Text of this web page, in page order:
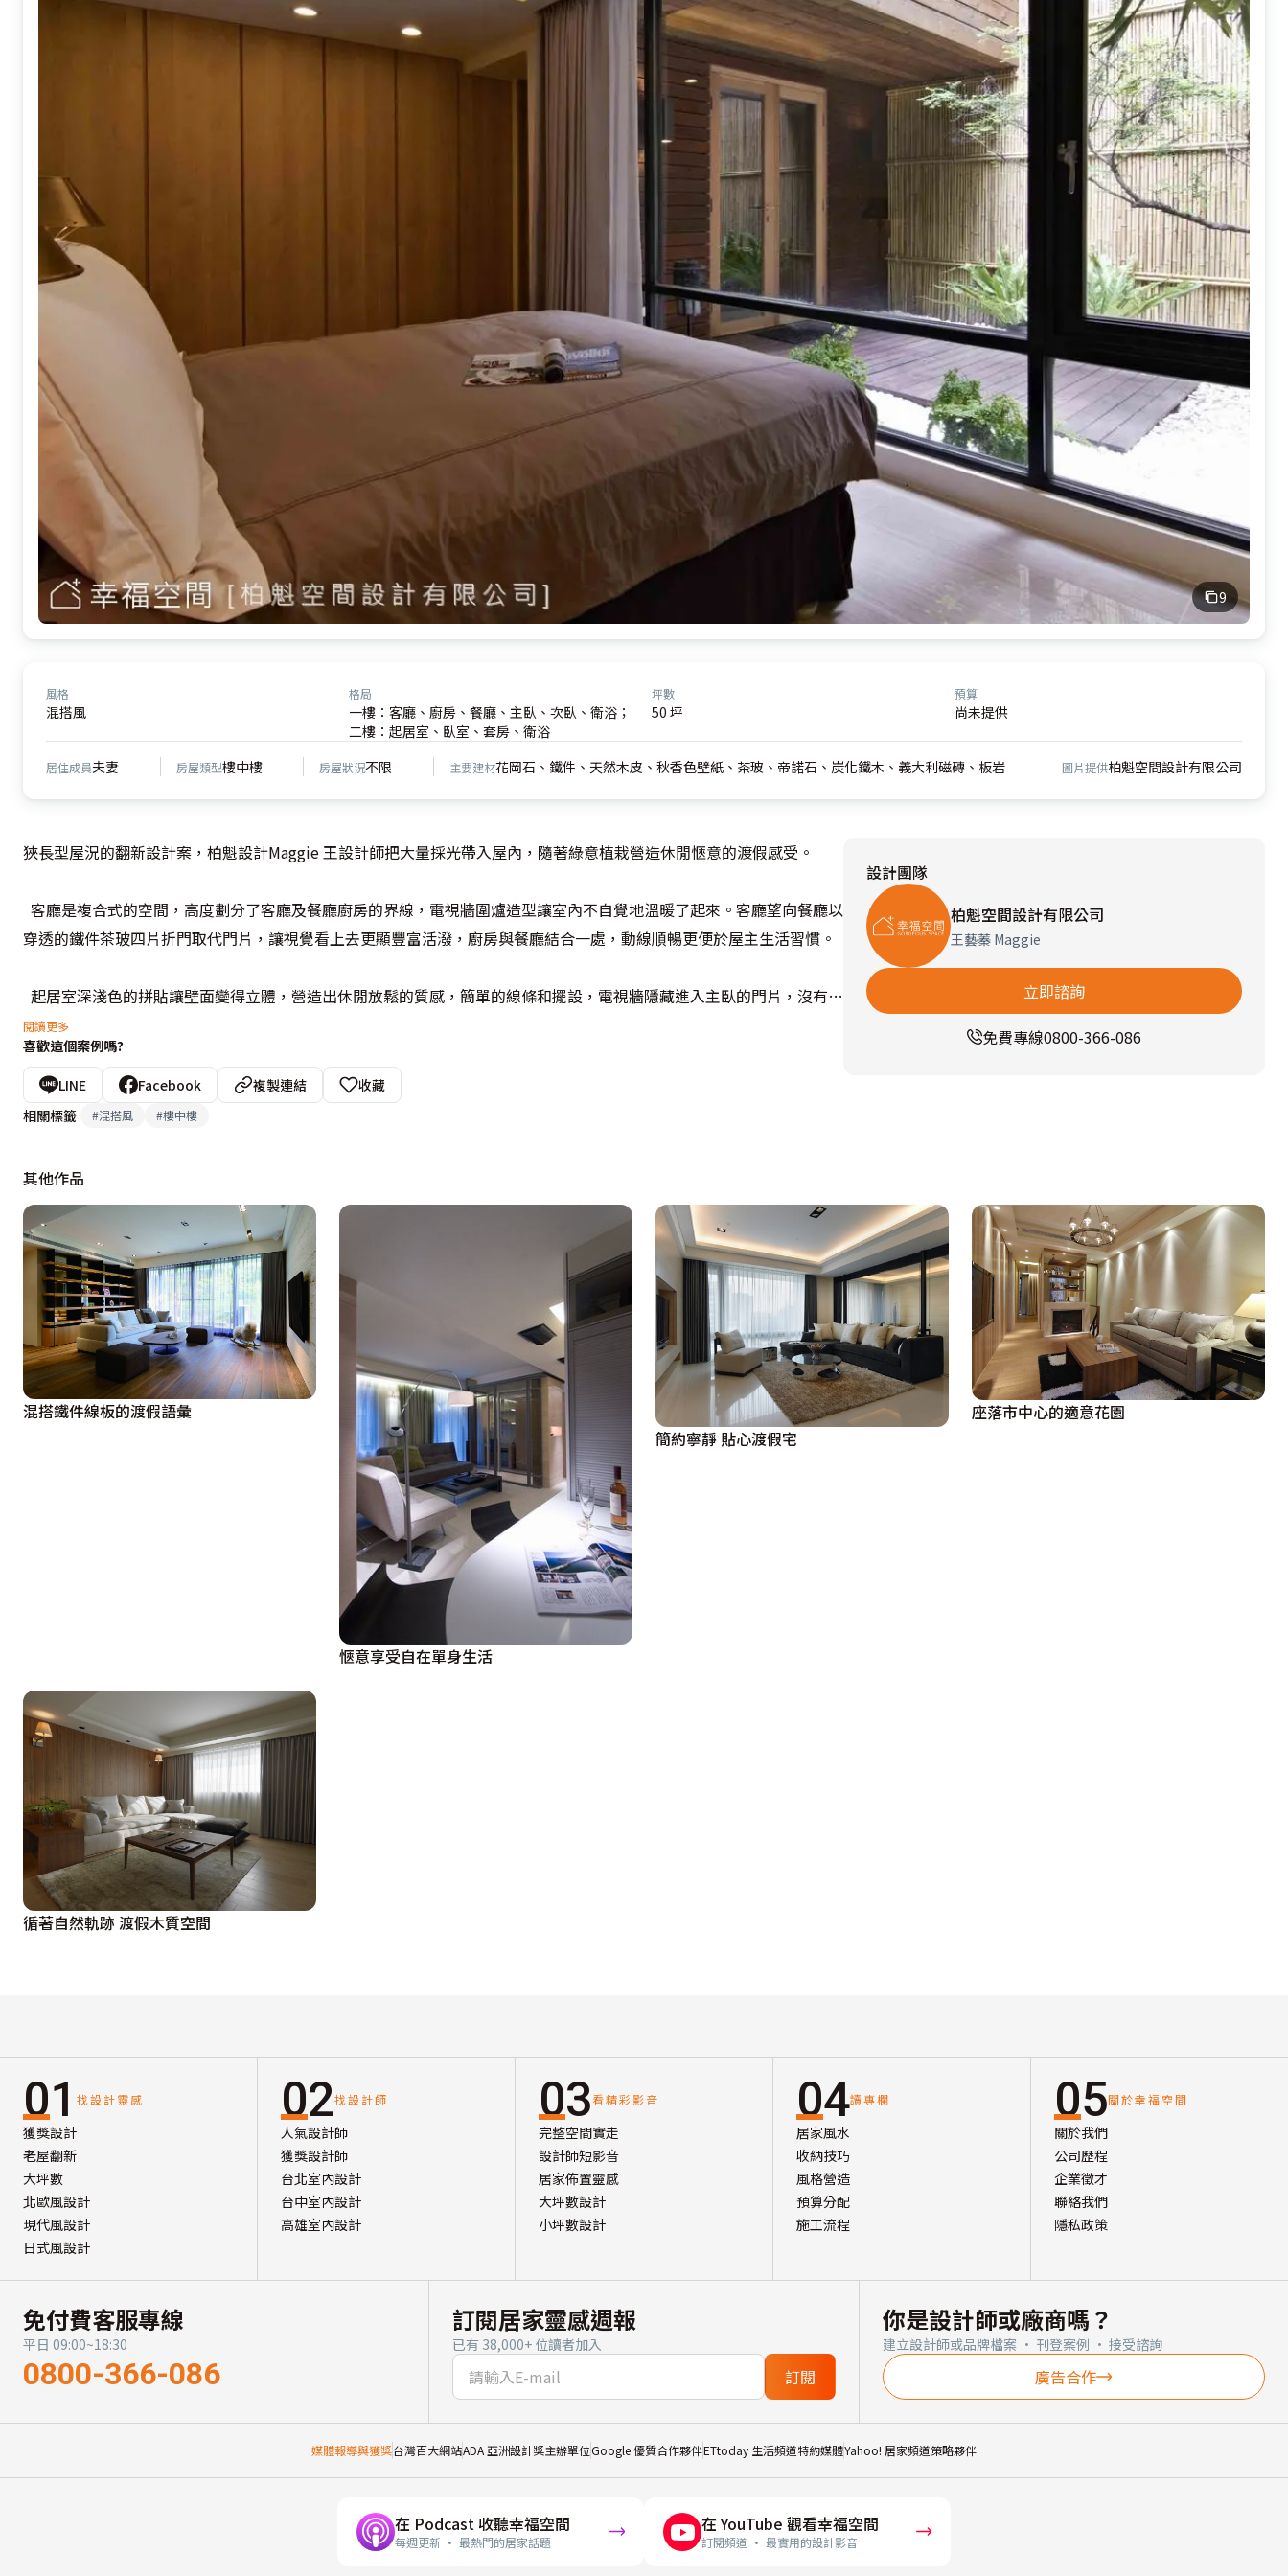
9
風格
混搭風
格局
一樓：客廳、廚房、餐廳、主臥、次臥、衛浴；
二樓：起居室、臥室、套房、衛浴
坪數
50 坪
預算
尚未提供
居住成員夫妻 房屋類型樓中樓 房屋狀況不限 主要建材花岡石、鐵件、天然木皮、秋香色壁紙、茶玻、帝諾石、炭化鐵木、義大利磁磚、板岩 圖片提供柏魁空間設計有限公司
狹長型屋況的翻新設計案，柏魁設計Maggie 王設計師把大量採光帶入屋內，隨著綠意植栽營造休閒愜意的渡假感受。
  客廳是複合式的空間，高度劃分了客廳及餐廳廚房的界線，電視牆圍爐造型讓室內不自覺地溫暖了起來。客廳望向餐廳以
穿透的鐵件茶玻四片折門取代門片，讓視覺看上去更顯豐富活潑，廚房與餐廳結合一處，動線順暢更便於屋主生活習慣。
  起居室深淺色的拼貼讓壁面變得立體，營造出休閒放鬆的質感，簡單的線條和擺設，電視牆隱藏進入主臥的門片，沒有繁
雜的裝飾讓居家回歸自然。
  來到私領域，從主臥大面窗望出去，富有美麗植栽的庭院令人心曠神怡，庭院以炭化鐵木鋪設地坪，立面用高聳的竹子拉
長空間感，點綴鵝卵石和綠意，休閒度假感油然而生。柏魁設計Maggie 王設計師利用架高區隔出獨立更衣室，並以義大
閱讀更多
喜歡這個案例嗎?
LINE Facebook 複製連結
收藏
相關標籤
#混搭風 #樓中樓
設計團隊
柏魁空間設計有限公司
王藝蓁 Maggie
立即諮詢
免費專線0800-366-086
其他作品
混搭鐵件線板的渡假語彙
愜意享受自在單身生活
簡約寧靜 貼心渡假宅
座落市中心的適意花園
循著自然軌跡 渡假木質空間
01 找設計靈感
獲獎設計
老屋翻新
大坪數
北歐風設計
現代風設計
日式風設計
02找設計師
人氣設計師
獲獎設計師
台北室內設計
台中室內設計
高雄室內設計
03看精彩影音
完整空間實走
設計師短影音
居家佈置靈感
大坪數設計
小坪數設計
04讀專欄
居家風水
收納技巧
風格營造
預算分配
施工流程
05關於幸福空間
關於我們
公司歷程
企業徵才
聯絡我們
隱私政策
免付費客服專線
平日 09:00~18:30
0800-366-086
訂閱居家靈感週報
已有 38,000+ 位讀者加入
訂閱
你是設計師或廠商嗎？
建立設計師或品牌檔案 · 刊登案例 · 接受諮詢
廣告合作
媒體報導與獲獎台灣百大網站ADA 亞洲設計獎主辦單位Google 優質合作夥伴ETtoday 生活頻道特約媒體Yahoo! 居家頻道策略夥伴
在 Podcast 收聽幸福空間
每週更新 · 最熱門的居家話題
在 YouTube 觀看幸福空間
訂閱頻道 · 最實用的設計影音